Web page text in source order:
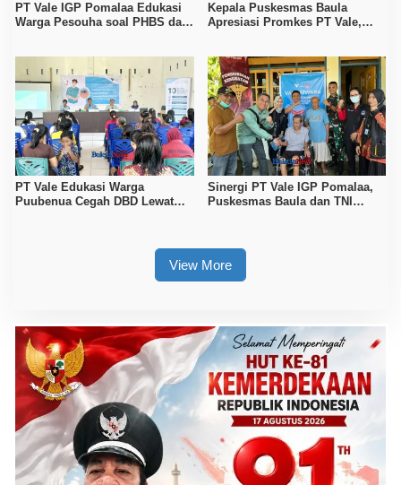
PT Vale IGP Pomalaa Edukasi
Warga Pesouha soal PHBS dan
Kepala Puskesmas Baula
Apresiasi Promkes PT Vale,
PT Vale Edukasi Warga
Puubenua Cegah DBD Lewat
Sinergi PT Vale IGP Pomalaa,
Puskesmas Baula dan TNI
View More